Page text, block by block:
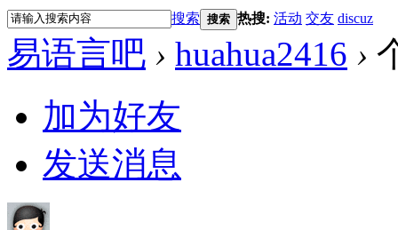
搜索 搜索 热搜: 活动 交友 discuz
易语言吧 › huahua2416 ›
加为好友
发送消息